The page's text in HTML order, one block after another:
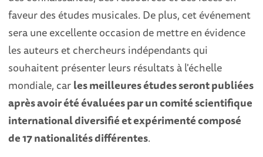
faveur des études musicales. De plus, cet événement
sera une excellente occasion de mettre en évidence
les auteurs et chercheurs indépendants qui
souhaitent présenter leurs résultats à l'échelle
mondiale, carles meilleures études seront publiées
après avoir été évaluées par un comité scientifique
international diversifié et expérimenté composé
de 17 nationalités différentes.